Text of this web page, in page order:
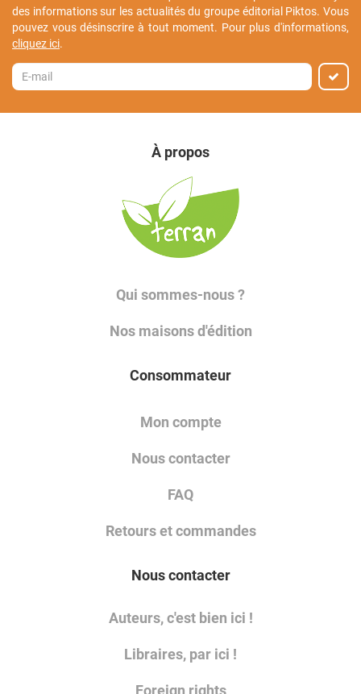
des informations sur les actualités du groupe éditorial Piktos. Vous
pouvez vous désinscrire à tout moment. Pour plus d'informations,
cliquez ici.
À propos
Qui sommes-nous ?
Nos maisons d'édition
Consommateur
Mon compte
Nous contacter
FAQ
Retours et commandes
Nous contacter
Auteurs, c'est bien ici !
Libraires, par ici !
Foreign rights